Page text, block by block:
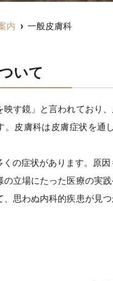
内 一般皮膚科
いて
映す鏡」と言われており
。皮膚科は皮膚症状を通
くの症状があります。原
の立場にたった医療の実
、思わぬ内科的疾患が見